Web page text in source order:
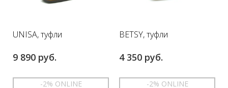
UNISA, туфли
9 890 руб.
-2% ONLINE
BETSY, туфли
4 350 руб.
-2% ONLINE